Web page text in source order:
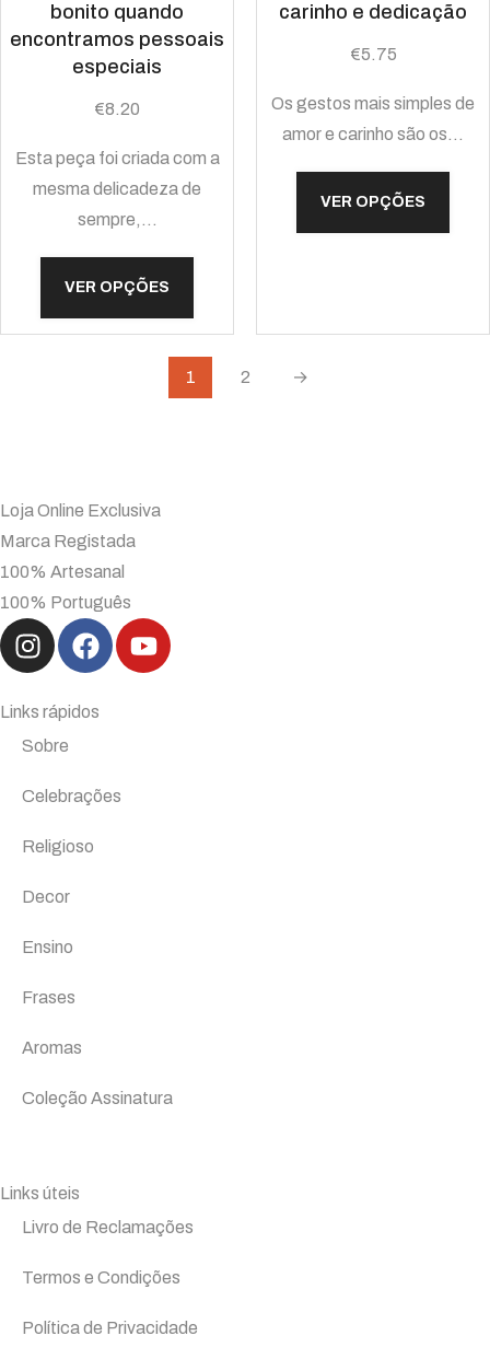
bonito quando
encontramos pessoais
especiais
€8.20
Esta peça foi criada com a
mesma delicadeza de
sempre,…
VER OPÇÕES
carinho e dedicação
€5.75
Os gestos mais simples de
amor e carinho são os…
VER OPÇÕES
1 2 →
Loja Online Exclusiva
Marca Registada
100% Artesanal
100% Português
Links rápidos
Sobre
Celebrações
Religioso
Decor
Ensino
Frases
Aromas
Coleção Assinatura
Links úteis
Livro de Reclamações
Termos e Condições
Política de Privacidade